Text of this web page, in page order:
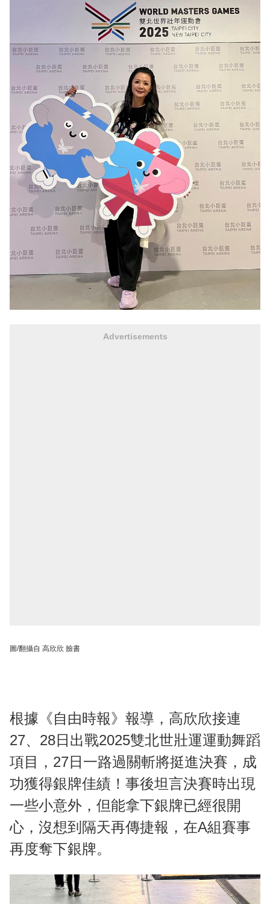
Advertisements
圖/翻攝自 高欣欣 臉書
根據《自由時報》報導，高欣欣接連
27、28日出戰2025雙北世壯運運動舞蹈
項目，27日一路過關斬將挺進決賽，成
功獲得銀牌佳績！事後坦言決賽時出現
一些小意外，但能拿下銀牌已經很開
心，沒想到隔天再傳捷報，在A組賽事
再度奪下銀牌。